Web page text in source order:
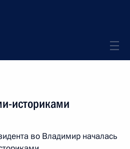
историками
во Владимир началась